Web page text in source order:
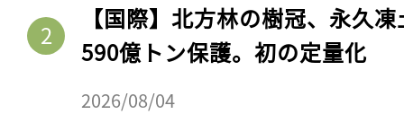
【国際】北方林の樹冠、永久
590億トン保護。初の定量化
2026/08/04